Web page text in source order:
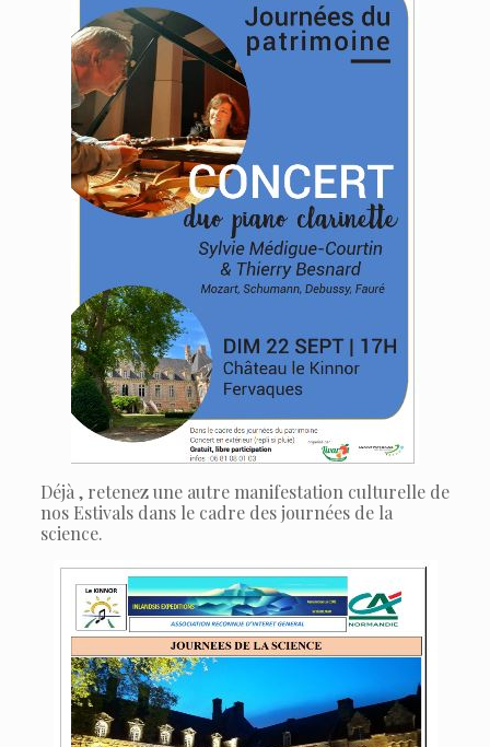
Déjà , retenez une autre manifestation culturelle de
nos Estivals dans le cadre des journées de la
science.